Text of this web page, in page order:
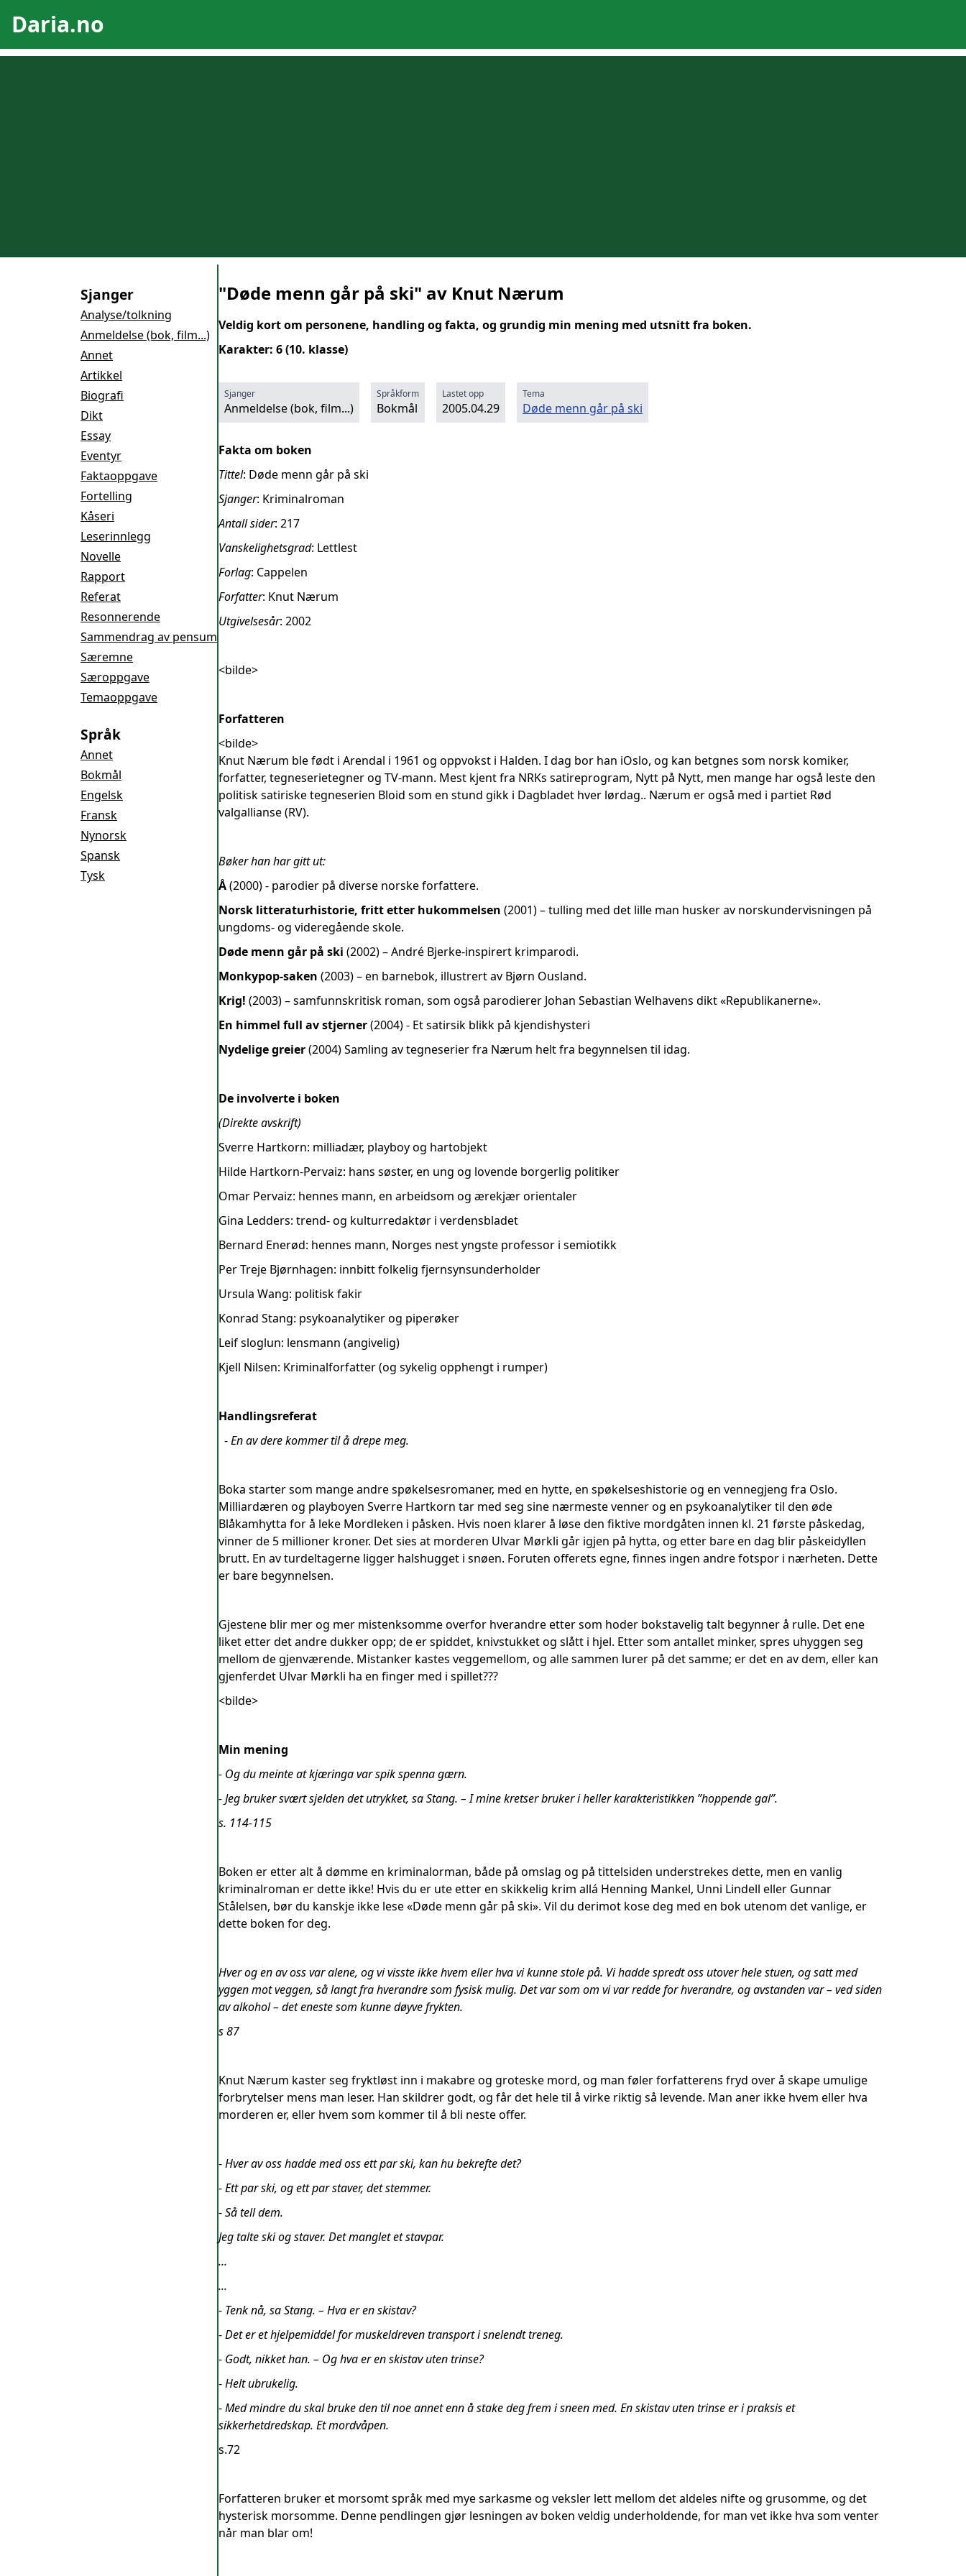
Daria.no
Sjanger
Analyse/tolkning
Anmeldelse (bok, film...)
Annet
Artikkel
Biografi
Dikt
Essay
Eventyr
Faktaoppgave
Fortelling
Kåseri
Leserinnlegg
Novelle
Rapport
Referat
Resonnerende
Sammendrag av pensum
Særemne
Særoppgave
Temaoppgave
Språk
Annet
Bokmål
Engelsk
Fransk
Nynorsk
Spansk
Tysk
"Døde menn går på ski" av Knut Nærum
Veldig kort om personene, handling og fakta, og grundig min mening med utsnitt fra boken.
Karakter: 6 (10. klasse)
Sjanger
Anmeldelse (bok, film...)
Språkform
Bokmål
Lastet opp
2005.04.29
Tema
Døde menn går på ski
Fakta om boken
Tittel: Døde menn går på ski
Sjanger: Kriminalroman
Antall sider: 217
Vanskelighetsgrad: Lettlest
Forlag: Cappelen
Forfatter: Knut Nærum
Utgivelsesår: 2002
<bilde>
Forfatteren
<bilde>
Knut Nærum ble født i Arendal i 1961 og oppvokst i Halden. I dag bor han iOslo, og kan betgnes som norsk komiker,
forfatter, tegneserietegner og TV-mann. Mest kjent fra NRKs satireprogram, Nytt på Nytt, men mange har også leste den
politisk satiriske tegneserien Bloid som en stund gikk i Dagbladet hver lørdag.. Nærum er også med i partiet Rød
valgallianse (RV).
Bøker han har gitt ut:
Å(2000) - parodier på diverse norske forfattere.
Norsk litteraturhistorie, fritt etter hukommelsen (2001) – tulling med det lille man husker av norskundervisningen på
ungdoms- og videregående skole.
Døde menn går på ski (2002)– André Bjerke-inspirert krimparodi.
Monkypop-saken (2003) – en barnebok, illustrert av Bjørn Ousland.
Krig! (2003) – samfunnskritisk roman, som også parodierer Johan Sebastian Welhavens dikt «Republikanerne».
En himmel full av stjerner(2004) - Et satirsik blikk på kjendishysteri
Nydelige greier(2004) Samling av tegneserier fra Nærum helt fra begynnelsen til idag.
De involverte i boken
(Direkte avskrift)
Sverre Hartkorn: milliadær, playboy og hartobjekt
Hilde Hartkorn-Pervaiz: hans søster, en ung og lovende borgerlig politiker
Omar Pervaiz: hennes mann, en arbeidsom og ærekjær orientaler
Gina Ledders: trend- og kulturredaktør i verdensbladet
Bernard Enerød: hennes mann, Norges nest yngste professor i semiotikk
Per Treje Bjørnhagen: innbitt folkelig fjernsynsunderholder
Ursula Wang: politisk fakir
Konrad Stang: psykoanalytiker og piperøker
Leif sloglun: lensmann (angivelig)
Kjell Nilsen: Kriminalforfatter (og sykelig opphengt i rumper)
Handlingsreferat
-En av dere kommer til å drepe meg.
Boka starter som mange andre spøkelsesromaner, med en hytte, en spøkelseshistorie og en vennegjeng fra Oslo.
Milliardæren og playboyen Sverre Hartkorn tar med seg sine nærmeste venner og en psykoanalytiker til den øde
Blåkamhytta for å leke Mordleken i påsken. Hvis noen klarer å løse den fiktive mordgåten innen kl. 21 første påskedag,
vinner de 5 millioner kroner. Det sies at morderen Ulvar Mørkli går igjen på hytta, og etter bare en dag blir påskeidyllen
brutt. En av turdeltagerne ligger halshugget i snøen. Foruten offerets egne, finnes ingen andre fotspor i nærheten. Dette
er bare begynnelsen.
Gjestene blir mer og mer mistenksomme overfor hverandre etter som hoder bokstavelig talt begynner å rulle. Det ene
liket etter det andre dukker opp; de er spiddet, knivstukket og slått i hjel. Etter som antallet minker, spres uhyggen seg
mellom de gjenværende. Mistanker kastes veggemellom, og alle sammen lurer på det samme; er det en av dem, eller kan
gjenferdet Ulvar Mørkli ha en finger med i spillet???
<bilde>
Min mening
- Og du meinte at kjæringa var spik spenna gærn.
- Jeg bruker svært sjelden det utrykket, sa Stang. – I mine kretser bruker i heller karakteristikken ”hoppende gal”.
s. 114-115
Boken er etter alt å dømme en kriminalorman, både på omslag og på tittelsiden understrekes dette, men en vanlig
kriminalroman er dette ikke! Hvis du er ute etter en skikkelig krim allá Henning Mankel, Unni Lindell eller Gunnar
Stålelsen, bør du kanskje ikke lese «Døde menn går på ski». Vil du derimot kose deg med en bok utenom det vanlige, er
dette boken for deg.
Hver og en av oss var alene, og vi visste ikke hvem eller hva vi kunne stole på. Vi hadde spredt oss utover hele stuen, og satt med
yggen mot veggen, så langt fra hverandre som fysisk mulig. Det var som om vi var redde for hverandre, og avstanden var – ved siden
av alkohol – det eneste som kunne døyve frykten.
s 87
Knut Nærum kaster seg fryktløst inn i makabre og groteske mord, og man føler forfatterens fryd over å skape umulige
forbrytelser mens man leser. Han skildrer godt, og får det hele til å virke riktig så levende. Man aner ikke hvem eller hva
morderen er, eller hvem som kommer til å bli neste offer.
-Hver av oss hadde med oss ett par ski, kan hu bekrefte det?
-Ett par ski, og ett par staver, det stemmer.
-Så tell dem.
Jeg talte ski og staver. Det manglet et stavpar.
...
...
- Tenk nå, sa Stang. – Hva er en skistav?
-Det er et hjelpemiddel for muskeldreven transport i snelendt treneg.
- Godt, nikket han. – Og hva er en skistav uten trinse?
-Helt ubrukelig.
-Med mindre du skal bruke den til noe annet enn å stake deg frem i sneen med. En skistav uten trinse er i praksis et
sikkerhetdredskap. Et mordvåpen.
s.72
Forfatteren bruker et morsomt språk med mye sarkasme og veksler lett mellom det aldeles nifte og grusomme, og det
hysterisk morsomme. Denne pendlingen gjør lesningen av boken veldig underholdende, for man vet ikke hva som venter
når man blar om!